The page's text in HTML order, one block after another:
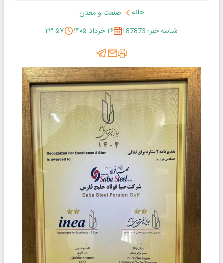
خانه
صنعت و معدن
شناسه خبر: 187873
۲۶ خرداد ۱۴۰۵ ۲۳:۵۷